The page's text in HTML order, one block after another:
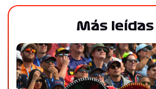
Más leídas